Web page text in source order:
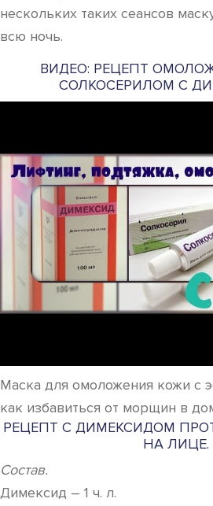
нескольких таких сеансов
всю ночь.
ВИДЕО: РЕЦЕПТ
СОЛКОСЕРИЛОМ С
Маска для омоложения кожи с
как избавиться от морщин в
РЕЦЕПТ С ДИМЕКСИДОМ
НА ЛИЦЕ.
Состав.
Димексид – 1 ч. л.